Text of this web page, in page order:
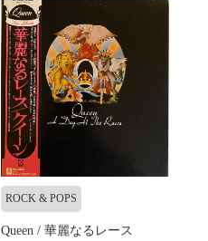
ROCK & POPS
Queen / 華麗なるレース